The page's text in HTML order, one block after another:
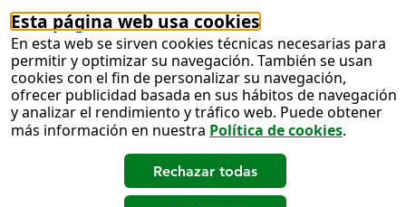
Esta página web usa cookies
En esta web se sirven cookies técnicas necesarias para
permitir y optimizar su navegación. También se usan
cookies con el fin de personalizar su navegación,
ofrecer publicidad basada en sus hábitos de navegación
y analizar el rendimiento y tráfico web. Puede obtener
más información en nuestra Política de cookies.